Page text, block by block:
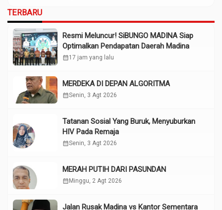
TERBARU
Resmi Meluncur! SiBUNGO MADINA Siap
Optimalkan Pendapatan Daerah Madina
calendar_month17 jam yang lalu
MERDEKA DI DEPAN ALGORITMA
calendar_monthSenin, 3 Agt 2026
Tatanan Sosial Yang Buruk, Menyuburkan
HIV Pada Remaja
calendar_monthSenin, 3 Agt 2026
MERAH PUTIH DARI PASUNDAN
calendar_month Minggu, 2 Agt 2026
Jalan Rusak Madina vs Kantor Sementara